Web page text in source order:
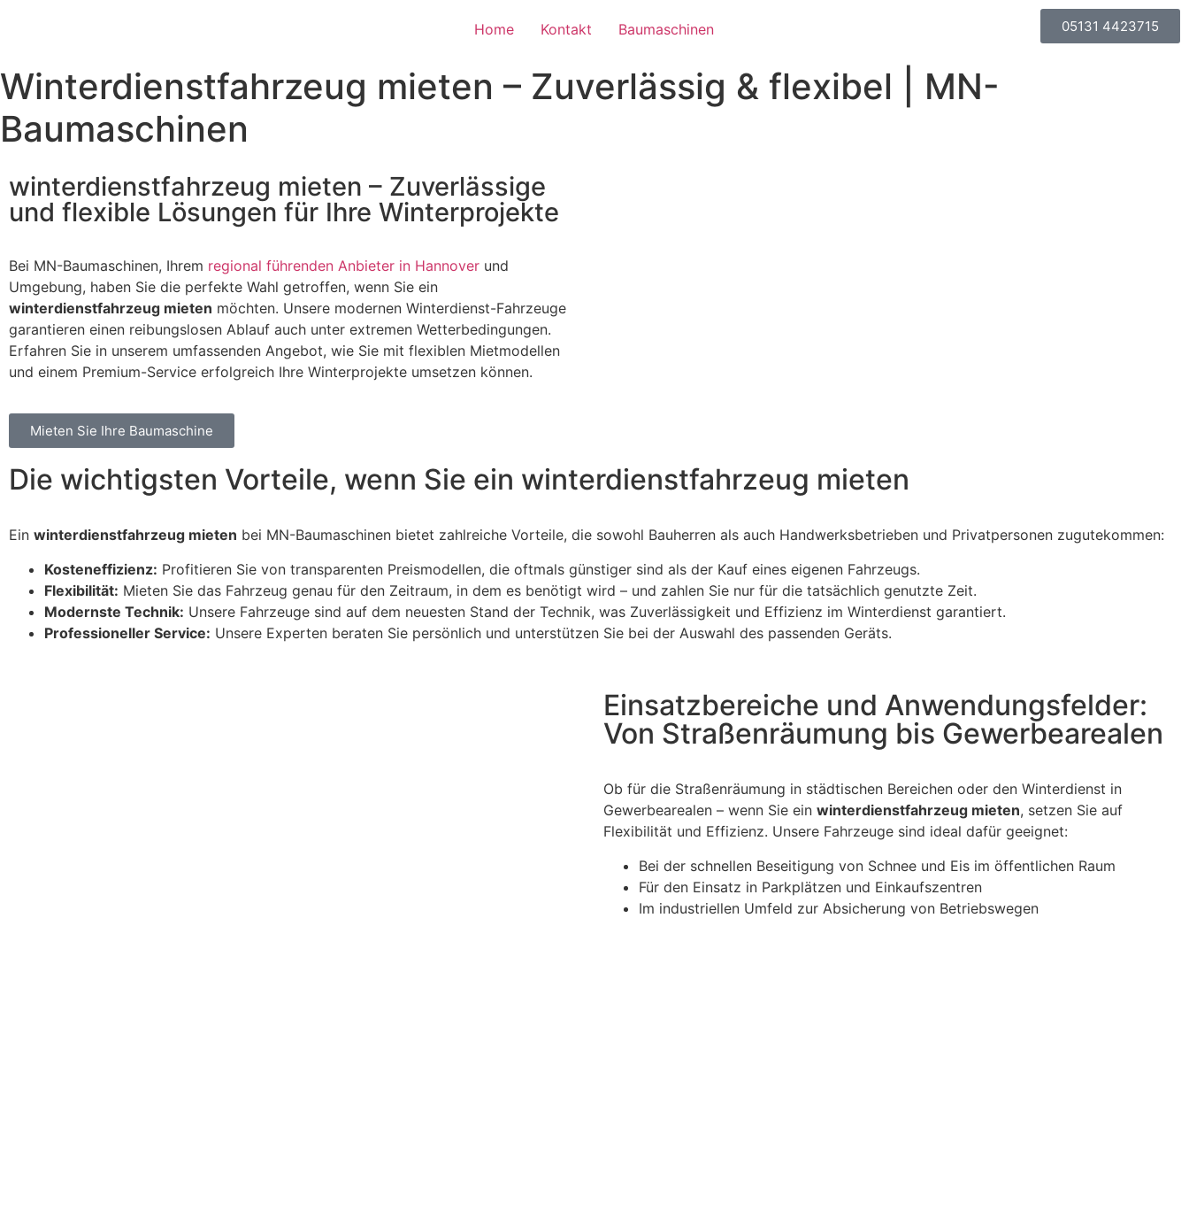
Home Kontakt Baumaschinen 05131 4423715
Winterdienstfahrzeug mieten – Zuverlässig & flexibel | MN-
Baumaschinen
winterdienstfahrzeug mieten – Zuverlässige
und flexible Lösungen für Ihre Winterprojekte
Bei MN-Baumaschinen, Ihrem regional führenden Anbieter in Hannover und
Umgebung, haben Sie die perfekte Wahl getroffen, wenn Sie ein
winterdienstfahrzeug mieten möchten. Unsere modernen Winterdienst-Fahrzeuge
garantieren einen reibungslosen Ablauf auch unter extremen Wetterbedingungen.
Erfahren Sie in unserem umfassenden Angebot, wie Sie mit flexiblen Mietmodellen
und einem Premium-Service erfolgreich Ihre Winterprojekte umsetzen können.
Mieten Sie Ihre Baumaschine
Die wichtigsten Vorteile, wenn Sie ein winterdienstfahrzeug mieten
Ein winterdienstfahrzeug mieten bei MN-Baumaschinen bietet zahlreiche Vorteile, die sowohl Bauherren als auch Handwerksbetrieben und Privatpersonen zugutekommen:
Kosteneffizienz: Profitieren Sie von transparenten Preismodellen, die oftmals günstiger sind als der Kauf eines eigenen Fahrzeugs.
Flexibilität: Mieten Sie das Fahrzeug genau für den Zeitraum, in dem es benötigt wird – und zahlen Sie nur für die tatsächlich genutzte Zeit.
Modernste Technik: Unsere Fahrzeuge sind auf dem neuesten Stand der Technik, was Zuverlässigkeit und Effizienz im Winterdienst garantiert.
Professioneller Service: Unsere Experten beraten Sie persönlich und unterstützen Sie bei der Auswahl des passenden Geräts.
Einsatzbereiche und Anwendungsfelder:
Von Straßenräumung bis Gewerbearealen
Ob für die Straßenräumung in städtischen Bereichen oder den Winterdienst in
Gewerbearealen – wenn Sie ein winterdienstfahrzeug mieten, setzen Sie auf
Flexibilität und Effizienz. Unsere Fahrzeuge sind ideal dafür geeignet:
Bei der schnellen Beseitigung von Schnee und Eis im öffentlichen Raum
Für den Einsatz in Parkplätzen und Einkaufszentren
Im industriellen Umfeld zur Absicherung von Betriebswegen